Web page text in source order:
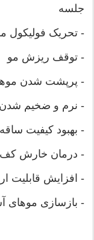
جلسه
- تحریک فولیکول
- توقف ریزش مو
- پرپشت شدن
- نرم و ضخیم
- بهبود کیفیت
- درمان خارش
- افزایش قابلیت
- بازسازی موهای